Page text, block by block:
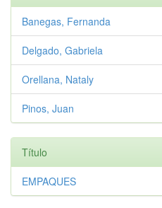
Banegas, Fernanda
Delgado, Gabriela
Orellana, Nataly
Pinos, Juan
Título
EMPAQUES